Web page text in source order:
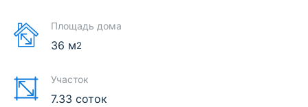
Площадь дома
36 м2
Участок
7.33 соток